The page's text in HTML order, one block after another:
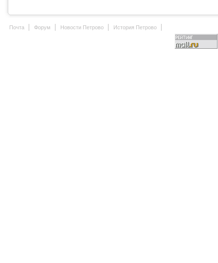
Почта Форум Новости Петрово История Петрово